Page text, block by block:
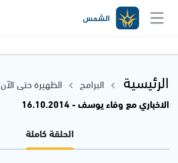
الرئيسية البرامج الظهيرة حتى الآن
الاخباري مع وفاء يوسف - 16.10.2014
الحلقة كاملة